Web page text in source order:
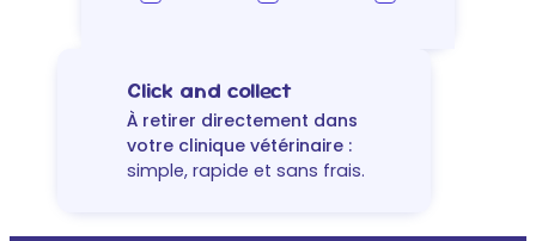
Click and collect
À retirer directement dans
votre clinique vétérinaire :
simple, rapide et sans frais.